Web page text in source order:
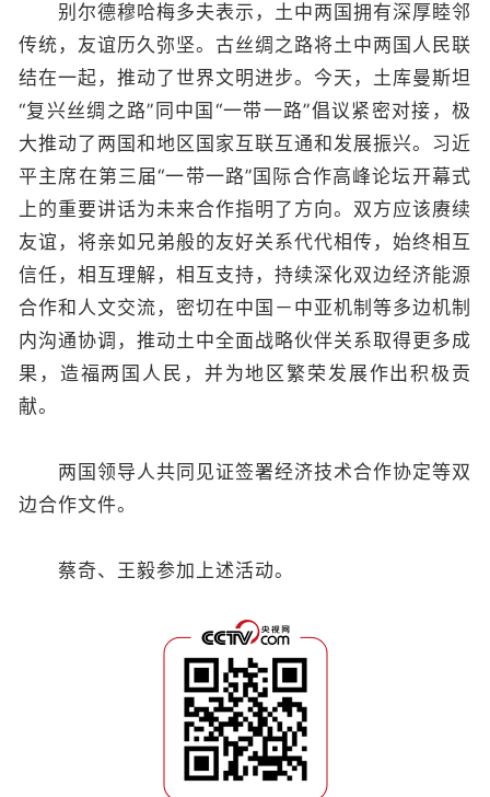
别尔德穆哈梅多夫表示，土中两国拥有深厚睦邻
传统，友谊历久弥坚。古丝绸之路将土中两国人民联
结在一起，推动了世界文明进步。今天，土库曼斯坦
“复兴丝绸之路”同中国“一带一路”倡议紧密对接，极
大推动了两国和地区国家互联互通和发展振兴。习近
平主席在第三届“一带一路”国际合作高峰论坛开幕式
上的重要讲话为未来合作指明了方向。双方应该赓续
友谊，将亲如兄弟般的友好关系代代相传，始终相互
信任，相互理解，相互支持，持续深化双边经济能源
合作和人文交流，密切在中国－中亚机制等多边机制
内沟通协调，推动土中全面战略伙伴关系取得更多成
果，造福两国人民，并为地区繁荣发展作出积极贡
献。
两国领导人共同见证签署经济技术合作协定等双
边合作文件。
蔡奇、王毅参加上述活动。